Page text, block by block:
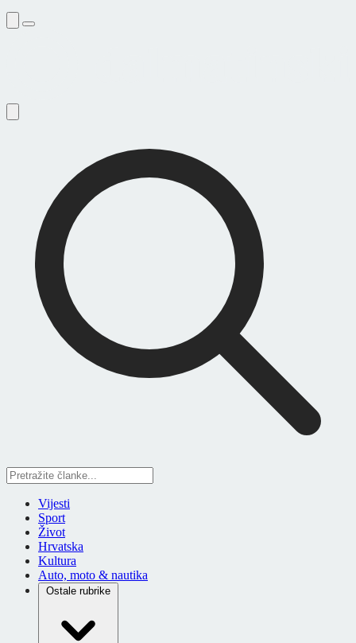
Vijesti
Sport
Život
Hrvatska
Kultura
Auto, moto & nautika
Ostale rubrike